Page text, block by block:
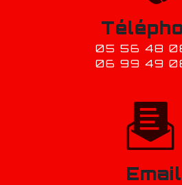
05 56 48
06 99 49
Email